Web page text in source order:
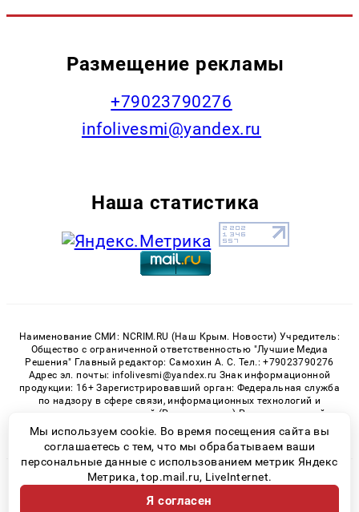
Размещение рекламы
+79023790276
infolivesmi@yandex.ru
Наша статистика
Наименование СМИ: NCRIM.RU (Наш Крым. Новости) Учредитель:
Общество с ограниченной ответственностью "Лучшие Медиа
Решения" Главный редактор: Самохин А. С. Тел.: +79023790276
Адрес эл. почты: infolivesmi@yandex.ru Знак информационной
продукции: 16+ Зарегистрировавший орган: Федеральная служба
по надзору в сфере связи, информационных технологий и
массовых коммуникаций (Роскомнадзор) Регистрационный
номер СМИ ЭЛ № ФС 77 - 81150 от 02.06.2021
© 2026 «nCrim.ru» | Все права защищены
Возрастная категория сайта 16+
Мы используем cookie. Во время посещения сайта вы
соглашаетесь с тем, что мы обрабатываем ваши
персональные данные с использованием метрик Яндекс
Метрика, top.mail.ru, LiveInternet.
Я согласен